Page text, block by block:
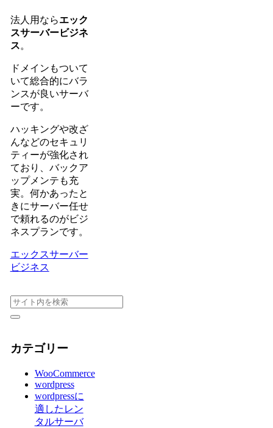
法人用ならエック
スサーバービジネ
ス。
ドメインもついて
いて総合的にバラ
ンスが良いサーバ
ーです。
ハッキングや改ざ
んなどのセキュリ
ティーが強化され
ており、バックア
ップメンテも充
実。何かあったと
きにサーバー任せ
で頼れるのがビジ
ネスプランです。
エックスサーバー
ビジネス
カテゴリー
WooCommerce
wordpress
wordpressに
適したレン
タルサーバ